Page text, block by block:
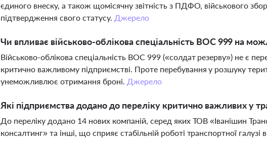
єдиного внеску, а також щомісячну звітність з ПДФО, військового
підтвердження свого статусу. Джерело
Чи впливає військово-облікова спеціальність ВОС 999 на
Військово-облікова спеціальність ВОС 999 («солдат резерву») не є
критично важливому підприємстві. Проте перебування у розшуку
унеможливлює отримання броні. Джерело
Які підприємства додано до переліку критично важливих у
До переліку додано 14 нових компаній, серед яких ТОВ «Іванішин
консалтинг» та інші, що сприяє стабільній роботі транспортної галузі